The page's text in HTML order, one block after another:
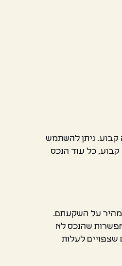
קבוע. ניתן להשתמש
קבוע, כל עוד הנכס
מהיר על השקעתם.
שהנכס לא
שצפויים לעלות